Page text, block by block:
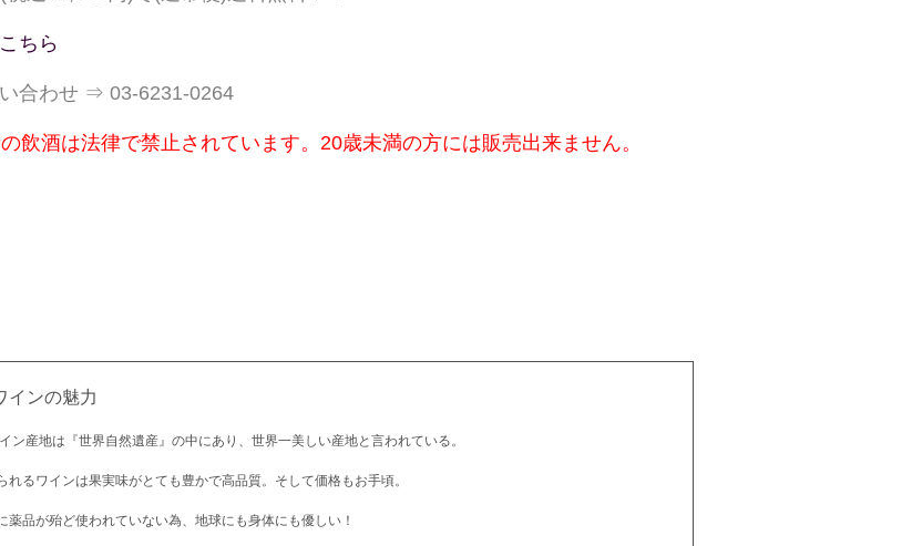
ちら
合わせ ⇒ 03-6231-0264
飲酒は法律で禁止されています。20歳未満の方には販売出来ません。
インの魅力
ン産地は『世界自然遺産』の中にあり、世界一美しい産地と言われている。
るワインは果実味がとても豊かで高品質。そして価格もお手頃。
品が殆ど使われていない為、地球にも身体にも優しい！